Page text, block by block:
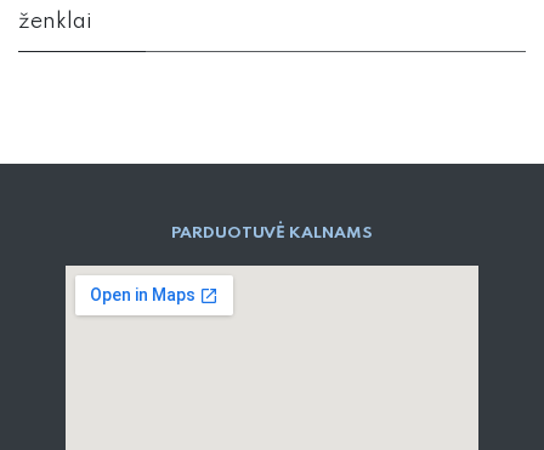
ženklai
PARD​UOTUVĖ​ KALNAMS